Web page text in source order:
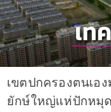
เขตปกครองตนเอ
ยักษ์ใหญ่แห่ปักหมุ